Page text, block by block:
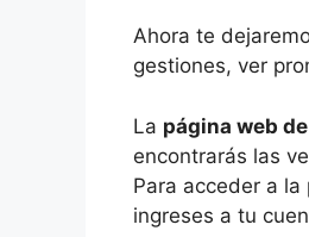
Ahora te
gestiones, ver
La página web
encontrarás las
Para acceder a
ingreses a tu